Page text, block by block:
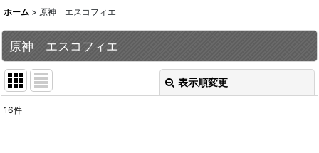
ホーム > 原神 エスコフィエ
原神 エスコフィエ
表示順変更
16件